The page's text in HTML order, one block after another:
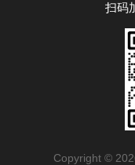
扫码
Copyright ©